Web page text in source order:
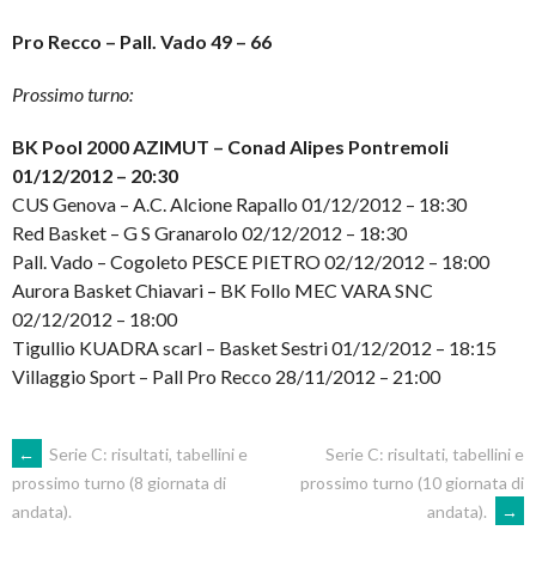
Pro Recco – Pall. Vado 49 – 66
Prossimo turno:
BK Pool 2000 AZIMUT – Conad Alipes Pontremoli
01/12/2012 – 20:30
CUS Genova – A.C. Alcione Rapallo 01/12/2012 – 18:30
Red Basket – G S Granarolo 02/12/2012 – 18:30
Pall. Vado – Cogoleto PESCE PIETRO 02/12/2012 – 18:00
Aurora Basket Chiavari – BK Follo MEC VARA SNC
02/12/2012 – 18:00
Tigullio KUADRA scarl – Basket Sestri 01/12/2012 – 18:15
Villaggio Sport – Pall Pro Recco 28/11/2012 – 21:00
POST
NAVIGATION
←
Serie C: risultati, tabellini e
prossimo turno (8 giornata di
andata).
Serie C: risultati, tabellini e
prossimo turno (10 giornata di
andata).
→